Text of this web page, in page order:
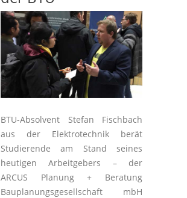
BTU-Absolvent Stefan Fischbach
aus der Elektrotechnik berät
Studierende am Stand seines
heutigen Arbeitgebers – der
ARCUS Planung + Beratung
Bauplanungsgesellschaft mbH